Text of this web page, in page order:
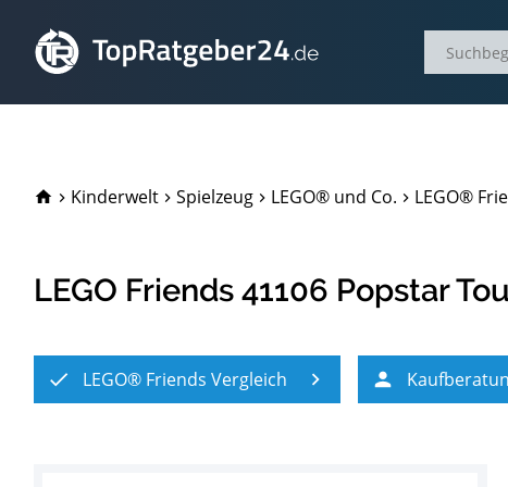
TopRatgeber24.de
Kinderwelt Spielzeug LEGO® und Co. LEGO®
LEGO Friends 41106 Popstar
LEGO® Friends Vergleich